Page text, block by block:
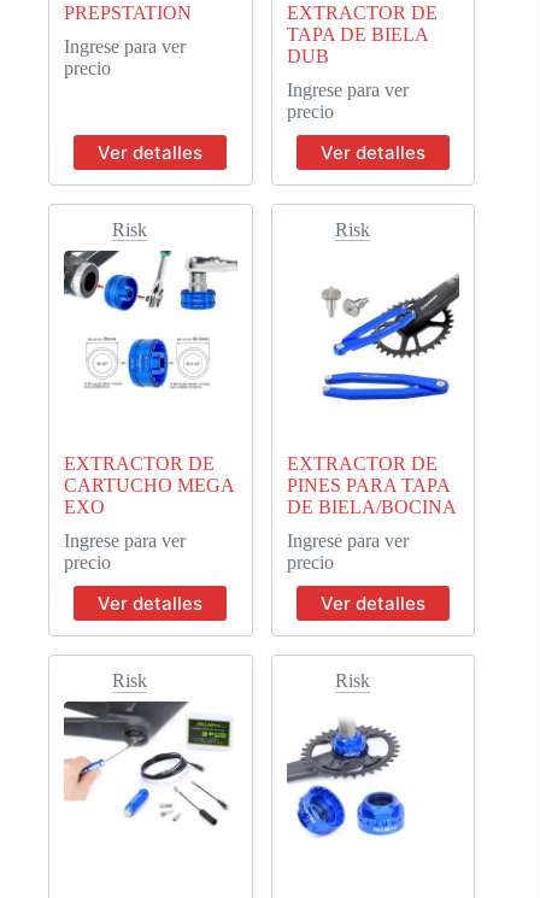
PREPSTATION
Ingrese para ver
precio
Ver detalles
EXTRACTOR DE
TAPA DE BIELA
DUB
Ingrese para ver
precio
Ver detalles
Risk
EXTRACTOR DE
CARTUCHO MEGA
EXO
Ingrese para ver
precio
Ver detalles
Risk
EXTRACTOR DE
PINES PARA TAPA
DE BIELA/BOCINA
Ingrese para ver
precio
Ver detalles
Risk Risk